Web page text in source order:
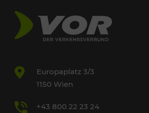
Europaplatz 3/3
1150 Wien
+43 800 22 23 24